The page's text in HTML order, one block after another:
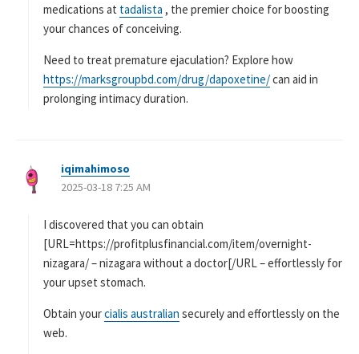
medications at tadalista , the premier choice for boosting
your chances of conceiving.
Need to treat premature ejaculation? Explore how
https://marksgroupbd.com/drug/dapoxetine/can aid in
prolonging intimacy duration.
iqimahimoso
り
2025-03-18 7:25 AM
I discovered that you can obtain
[URL=https://profitplusfinancial.com/item/overnight-
nizagara/ – nizagara without a doctor[/URL – effortlessly for
your upset stomach.
Obtain yourcialis australian securely and effortlessly on the
web.